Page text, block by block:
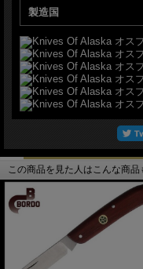
製造国
この商品を見た人はこんな商品